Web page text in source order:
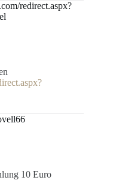
redirect.aspx?
10 Euro